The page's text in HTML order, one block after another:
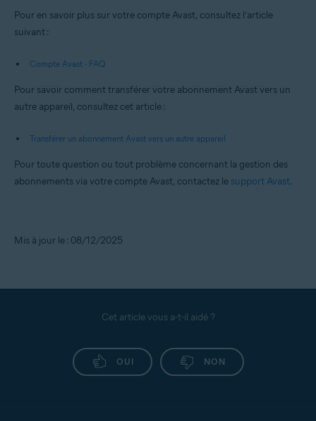
Pour en savoir plus sur votre compte Avast, consultez l’article
suivant :
Compte Avast - FAQ
Pour savoir comment transférer votre abonnement Avast vers un
autre appareil, consultez cet article :
Transférer un abonnement Avast vers un autre appareil
Pour toute question ou tout problème concernant la gestion des
abonnements via votre compte Avast, contactez le support Avast.
Mis à jour le : 08/12/2025
Cet article vous a-t-il aidé ?
OUI NON